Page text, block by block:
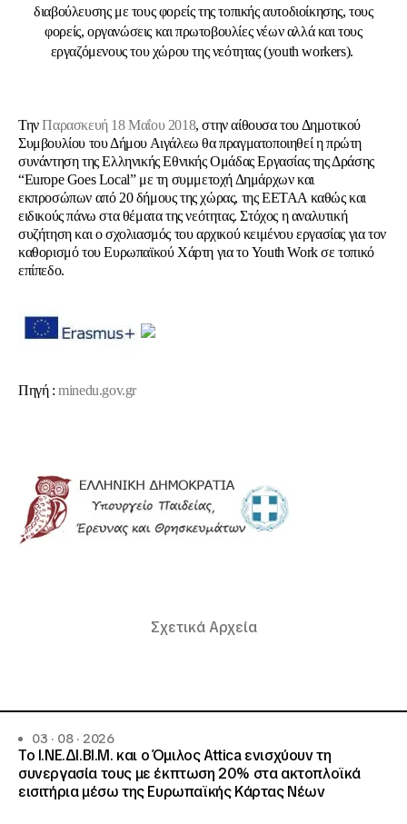
διαβούλευσης με τους φορείς της τοπικής αυτοδιοίκησης, τους
φορείς, οργανώσεις και πρωτοβουλίες νέων αλλά και τους
εργαζόμενους του χώρου της νεότητας (youth workers).
ΤηνΠαρασκευή 18 Μαΐου 2018, στην αίθουσα του Δημοτικού
Συμβουλίου του Δήμου Αιγάλεω θα πραγματοποιηθεί η πρώτη
συνάντηση της Ελληνικής Εθνικής Ομάδας Εργασίας της Δράσης
“Europe Goes Local” με τη συμμετοχή Δημάρχων και
εκπροσώπων από 20 δήμους της χώρας, της ΕΕΤΑΑ καθώς και
ειδικούς πάνω στα θέματα της νεότητας. Στόχος η αναλυτική
συζήτηση και ο σχολιασμός του αρχικού κειμένου εργασίας για τον
καθορισμό του Ευρωπαϊκού Χάρτη για το Youth Work σε τοπικό
επίπεδο.
Πηγή:minedu.gov.gr
Σχετικά Αρχεία
03 · 08 · 2026
Το Ι.ΝΕ.ΔΙ.ΒΙ.Μ. και o Όμιλος Attica ενισχύουν τη
συνεργασία τους με έκπτωση 20% στα ακτοπλοϊκά
εισιτήρια μέσω της Ευρωπαϊκής Κάρτας Νέων